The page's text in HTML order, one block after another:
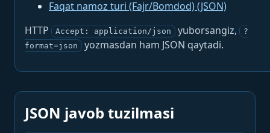
Faqat namoz turi (Fajr/Bomdod) (JSON)
HTTP
Accept: application/json yuborsangiz,
?
format=json
yozmasdan ham JSON qaytadi.
JSON javob tuzilmasi